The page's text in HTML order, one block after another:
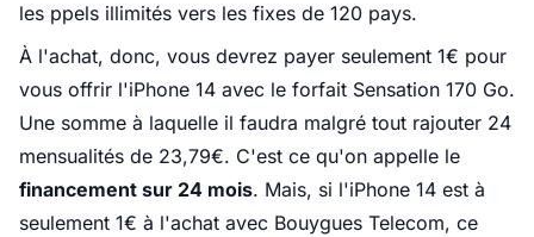
les ppels illimités vers les fixes de 120 pays.
À l'achat, donc, vous devrez payer seulement 1€ pour
vous offrir l'iPhone 14 avec le forfait Sensation 170 Go.
Une somme à laquelle il faudra malgré tout rajouter 24
mensualités de 23,79€. C'est ce qu'on appelle le
financement sur 24 mois. Mais, si l'iPhone 14 est à
seulement 1€ à l'achat avec Bouygues Telecom, ce